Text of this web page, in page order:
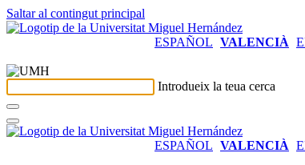
Saltar al contingut principal
ESPAÑOL VALENCIÀ
Introdueix la teua cerca
ESPAÑOL VALENCIÀ